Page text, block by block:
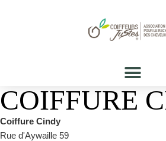
COIFFURE
Coiffure Cindy
Rue d'Aywaille 59